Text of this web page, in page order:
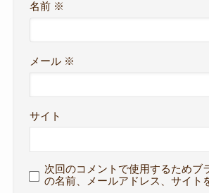
名前 ※
メール ※
サイト
次回のコメントで使用するためブ
の名前、メールアドレス、サイト